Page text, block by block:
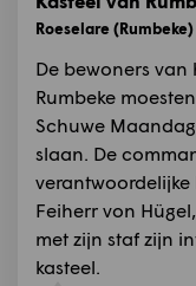
Roeselare (Rumbeke)
De bewoners van
Rumbeke
Schuwe
slaan. De
verantwoordelijke
Feiherr von
met zijn staf zijn
kasteel.